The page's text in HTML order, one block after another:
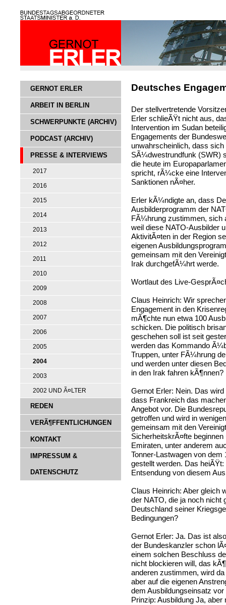
GERNOT ERLER
ARBEIT IN BERLIN
SCHWERPUNKTE (ARCHIV)
PODCAST (ARCHIV)
PRESSE & INTERVIEWS
2017
2016
2015
2014
2013
2012
2011
2010
2009
2008
2007
2006
2005
2004
2003
2002 UND Ã¤LTER
REDEN
VERÃ¶FFENTLICHUNGEN
KONTAKT
IMPRESSUM &
DATENSCHUTZ
Deutsches
Der stellvertretende
Erler schlieÃŸt nicht aus,
Intervention im Sudan
Engagements der
unwahrscheinlich, dass
SÃ¼dwestrundfunk (SWR)
die heute im
spricht, rÃ¼cke eine
Sanktionen nÃ¤her.
Erler kÃ¼ndigte an, dass
Ausbilderprogramm der
FÃ¼hrung zustimmen, sich
weil diese NATO-Ausbilder
AktivitÃ¤ten in der Region
eigenen
gemeinsam mit den
Irak durchgefÃ¼hrt werde.
Wortlaut des Live-
Claus Heinrich: Wir
Engagement in den
mÃ¶chte nun etwa 100
schicken. Die politisch
geschehen soll ist seit
werden das Kommando
Truppen, unter FÃ¼hrung
und werden unter diesen
in den Irak fahren kÃ¶nnen?
Gernot Erler: Nein. Das
dass Frankreich das
Angebot vor. Die
getroffen und wird in
gemeinsam mit den
SicherheitskrÃ¤fte
Emiraten, unter anderem
Tonner-Lastwagen von
gestellt werden. Das
Entsendung von diesem
Claus Heinrich: Aber gleich
der NATO, die ja noch nicht
Deutschland seiner
Bedingungen?
Gernot Erler: Ja. Das ist
der Bundeskanzler schon
einem solchen Beschluss
nicht blockieren will, das
anderen zustimmen, wird
aber auf die eigenen
dem Ausbildungseinsatz
Prinzip: Ausbildung Ja,